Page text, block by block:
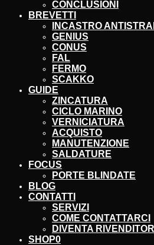
CONCLUSIONI
BREVETTI
INCASTRO
GENIUS
CONUS
FAL
FERMO
SCAKKO
GUIDE
ZINCATURA
CICLO MARINO
VERNICIATURA
ACQUISTO
MANUTENZIONE
SALDATURE
FOCUS
PORTE BLINDATE
BLOG
CONTATTI
SERVIZI
COME CONTATTARCI
DIVENTA
SHOP0